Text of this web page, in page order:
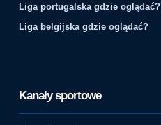
Liga portugalska gdzie oglądać?
Liga belgijska gdzie oglądać?
Kanały sportowe